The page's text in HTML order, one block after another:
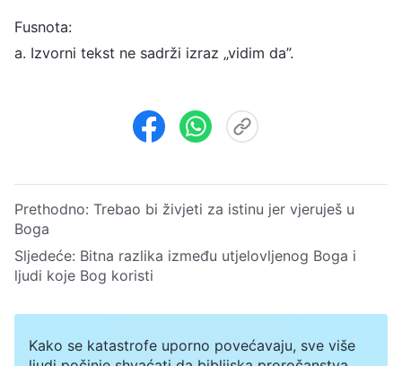
Fusnota:
a. Izvorni tekst ne sadrži izraz „vidim da”.
Prethodno: Trebao bi živjeti za istinu jer vjeruješ u
Boga
Sljedeće: Bitna razlika između utjelovljenog Boga i
ljudi koje Bog koristi
Kako se katastrofe uporno povećavaju, sve više